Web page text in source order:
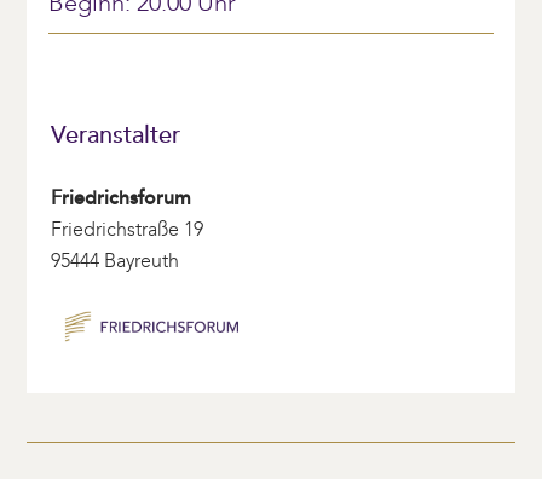
Veranstalter
Friedrichsforum
Friedrichstraße 19
95444 Bayreuth